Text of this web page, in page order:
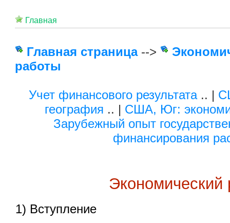
Главная
Главная страница-->
работы
Учет финансового результата .. |
география .. | США, Юг:
Зарубежный опыт
финансирования
Экономический
1) Вступление